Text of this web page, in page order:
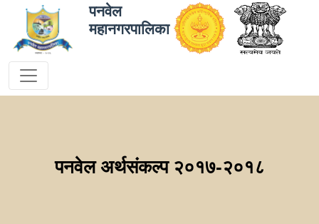
पनवेल
महानगरपालिका
पनवेल अर्थसंकल्प २०१७-२०१८